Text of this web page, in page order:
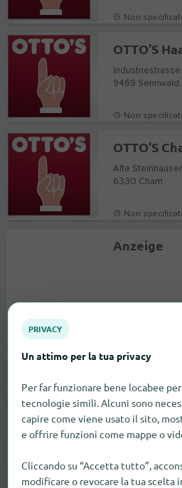
Non
OTTO'S
9469 Sennwald
Non
OTTO'S
Alte
6330 Cham
Non
Anzeige
OTTO'S
PRIVACY
Un attimo per la tua privacy
Per far funzionare bene locabee
tecnologie simili. Alcuni sono
capire come viene usato il sito,
e offrire funzioni come mappe o
Cliccando su “Accetta tutto”,
modificare o revocare la tua scelta